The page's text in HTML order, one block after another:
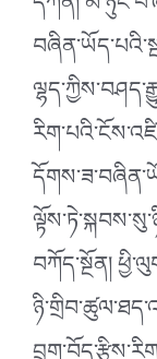
བཀོད་སྔོན།